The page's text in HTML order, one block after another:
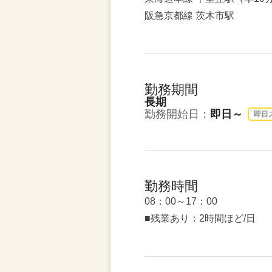
阪急京都線 茨木市駅
勤務期間
長期
勤務開始日： 即日～ 即日
勤務時間
08：00～17：00
■残業あり：2時間ほど/日